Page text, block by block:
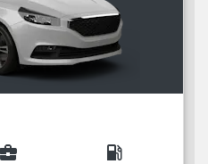
business_center local_gas_station